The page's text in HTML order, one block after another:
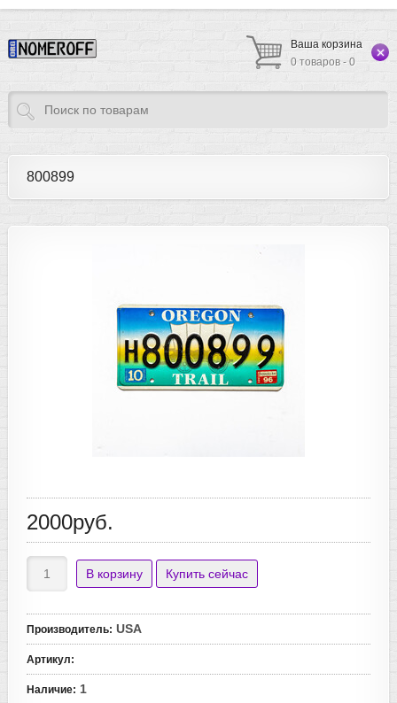
Ваша корзина
0 товаров - 0
800899
2000руб.
Производитель: USA
Артикул:
Наличие: 1